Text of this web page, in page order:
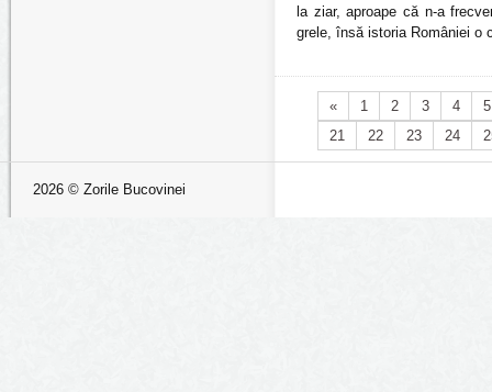
la ziar, aproape că n-a
grele, însă istoria României o
« 1 2 3 4
5
21
22 23 24
2026 © Zorile Bucovinei